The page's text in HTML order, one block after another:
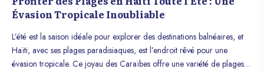
Évasion Tropicale Inoubliable
L’été est la saison idéale pour explorer des destinations balnéaires, et
Haïti, avec ses plages paradisiaques, est l’endroit rêvé pour une
évasion tropicale. Ce joyau des Caraïbes offre une variété de plages